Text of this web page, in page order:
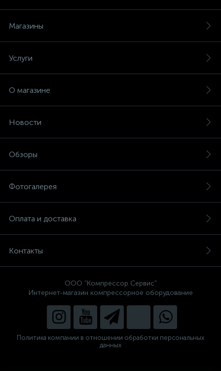
Магазины
Услуги
О магазине
Новости
Обзоры
Фотогалерея
Оплата и доставка
Контакты
ООО "Компрессор Сервис"
Интернет-магазин компрессорное оборудование
Политика компании в отношении обработки персональных
данных